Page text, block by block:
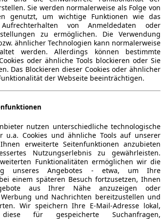
Sie werden normalerweise als Folge von
genutzt, um wichtige Funktionen wie das
von Anmeldedaten oder
zu ermöglichen. Die Verwendung
ähnlicher Technologien kann normalerweise
werden. Allerdings können bestimmte
oder ähnliche Tools blockieren oder Sie
Das Blockieren dieser Cookies oder ähnlicher
der Webseite beeinträchtigen.
nutzen unterschiedliche technologische
u.a. Cookies und ähnliche Tools auf unserer
erweiterte Seitenfunktionen anzubieten
Nutzungserlebnis zu gewährleisten.
Funktionalitäten ermöglichen wir die
unseres Angebotes - etwa, um Ihre
einem späteren Besuch fortzusetzen, Ihnen
aus Ihrer Nähe anzuzeigen oder
und Nachrichten bereitzustellen und
Wir speichern Ihre E-Mail-Adresse lokal,
für gespeicherte Suchanfragen,